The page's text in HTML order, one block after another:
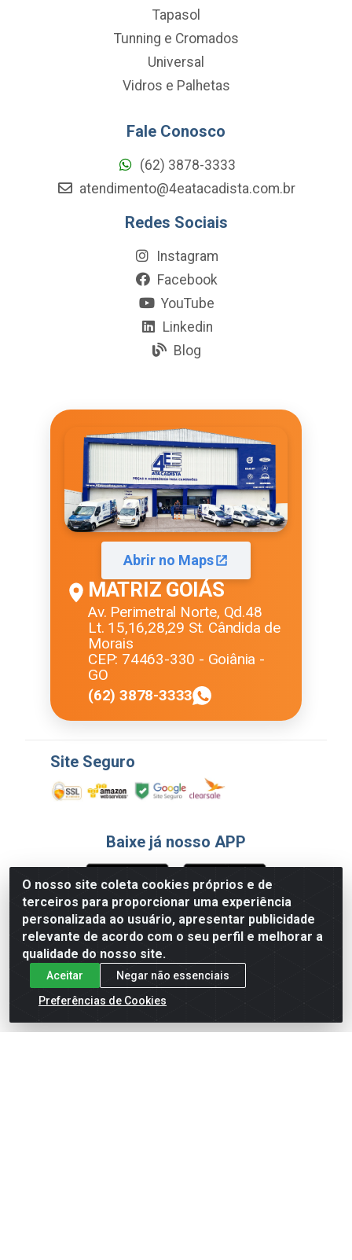
O nosso site coleta cookies próprios e de
terceiros para proporcionar uma experiência
personalizada ao usuário, apresentar publicidade
relevante de acordo com o seu perfil e melhorar a
qualidade do nosso site.
Aceitar
Negar não essenciais
Preferências de Cookies
Tapasol
Tunning e Cromados
Universal
Vidros e Palhetas
Fale Conosco
(62) 3878-3333
atendimento@4eatacadista.com.br
Redes Sociais
Instagram
Facebook
YouTube
Linkedin
Blog
Abrir no Maps
MATRIZ GOIÁS
Av. Perimetral Norte, Qd.48
Lt. 15,16,28,29 St. Cândida de
Morais
CEP: 74463-330 - Goiânia -
GO
(62) 3878-3333
Site Seguro
Baixe já nosso APP
Formas de Pagamento